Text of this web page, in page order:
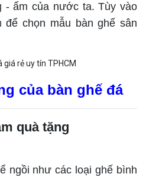
- ẩm của nước ta. Tùy vào
chọn mẫu bàn ghế sân
của bàn ghế đá
quà tặng
ngồi như các loại ghế bình